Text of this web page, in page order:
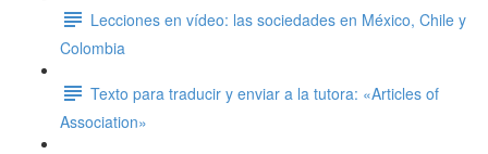
Lecciones en vídeo: las sociedades en México, Chile y
Colombia
Texto para traducir y enviar a la tutora: «Articles of
Association»